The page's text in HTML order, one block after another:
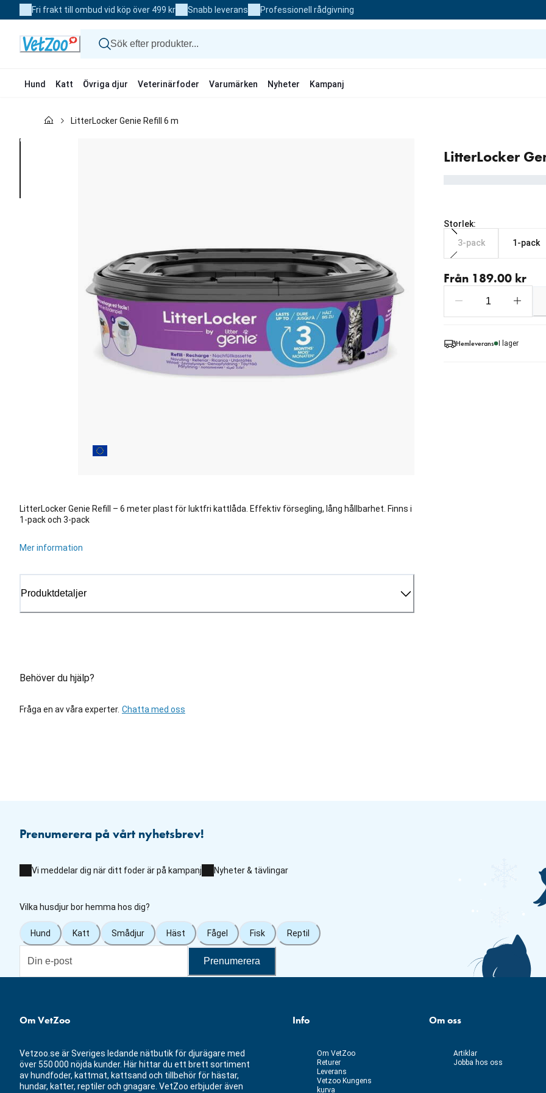
to
Fri frakt till ombud vid köp över 499 kr Snabb leverans Professionell rådgivning
Hund Katt Övriga djur Veterinärfoder Varumärken Nyheter Kampanj
LitterLocker Genie Refill 6 m
LitterLocker
LitterLocker Genie Refill – 6 meter plast för luktfri kattlåda. Effektiv försegling, lång hållbarhet. Finns i
1-pack och 3-pack
Mer information
Produktdetaljer
Behöver du hjälp?
Fråga en av våra experter. Chatta med oss
Storlek:
3-pack
1-pack
Från 189.00 kr
Hemleverans I lager
Prenumerera på vårt nyhetsbrev!
Vi meddelar dig när ditt foder är på kampanj Nyheter & tävlingar
Vilka husdjur bor hemma hos dig?
Hund Katt Smådjur Häst Fågel Fisk Reptil
Prenumerera
Om VetZoo
Vetzoo.se är Sveriges ledande nätbutik för djurägare med
över 550 000 nöjda kunder. Här hittar du ett brett sortiment
av hundfoder, kattmat, kattsand och tillbehör för hästar,
hundar, katter, reptiler och gnagare. VetZoo erbjuder även
Info
Om VetZoo
Returer
Leverans
Vetzoo Kungens
kurva
Om oss
Artiklar
Jobba hos oss